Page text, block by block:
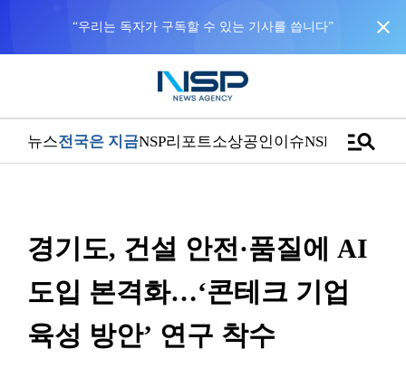
“우리는 독자가 구독할 수 있는 기사를 씁니다” close
뉴스전국은 지금NSP리포트소상공인이슈NSPTVmanage_search
경기도, 건설 안전·품질에 AI
도입 본격화…‘콘테크 기업
육성 방안’ 연구 착수